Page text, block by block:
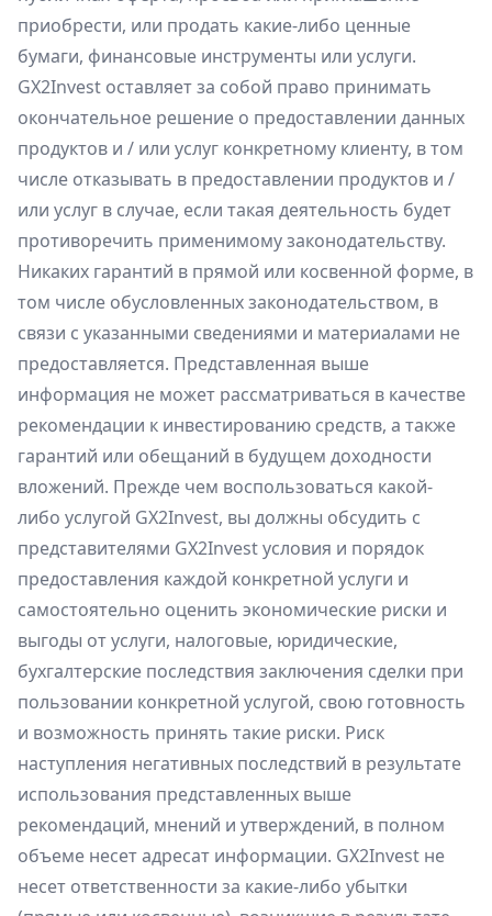
приобрести, или продать какие-либо ценные
бумаги, финансовые инструменты или услуги.
GX2Invest оставляет за собой право принимать
окончательное решение о предоставлении данных
продуктов и / или услуг конкретному клиенту, в том
числе отказывать в предоставлении продуктов и /
или услуг в случае, если такая деятельность будет
противоречить применимому законодательству.
Никаких гарантий в прямой или косвенной форме, в
том числе обусловленных законодательством, в
связи с указанными сведениями и материалами не
предоставляется. Представленная выше
информация не может рассматриваться в качестве
рекомендации к инвестированию средств, а также
гарантий или обещаний в будущем доходности
вложений. Прежде чем воспользоваться какой-
либо услугой GX2Invest, вы должны обсудить с
представителями GX2Invest условия и порядок
предоставления каждой конкретной услуги и
самостоятельно оценить экономические риски и
выгоды от услуги, налоговые, юридические,
бухгалтерские последствия заключения сделки при
пользовании конкретной услугой, свою готовность
и возможность принять такие риски. Риск
наступления негативных последствий в результате
использования представленных выше
рекомендаций, мнений и утверждений, в полном
объеме несет адресат информации. GX2Invest не
несет ответственности за какие-либо убытки